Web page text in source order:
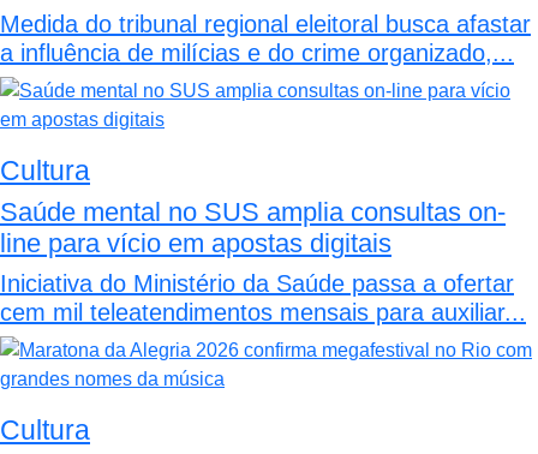
Medida do tribunal regional eleitoral busca afastar
a influência de milícias e do crime organizado,...
Cultura
Saúde mental no SUS amplia consultas on-
line para vício em apostas digitais
Iniciativa do Ministério da Saúde passa a ofertar
cem mil teleatendimentos mensais para auxiliar...
Cultura